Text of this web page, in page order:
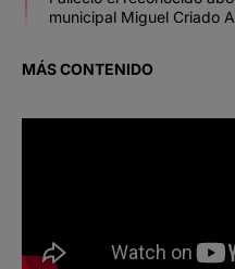
municipal Miguel Criado
MÁS CONTENIDO